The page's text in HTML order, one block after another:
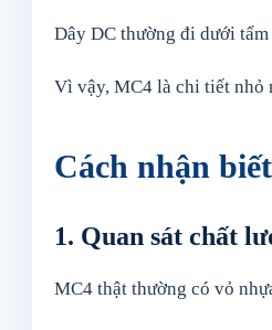
Dây DC thường đi dưới
Vì vậy, MC4 là chi tiết nhỏ
Cách nhận
1. Quan sát chất
MC4 thật thường có vỏ